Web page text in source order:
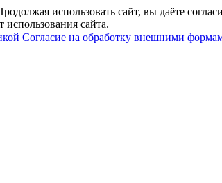
использовать сайт, вы даёте
использования сайта.
Согласие на обработку внешними